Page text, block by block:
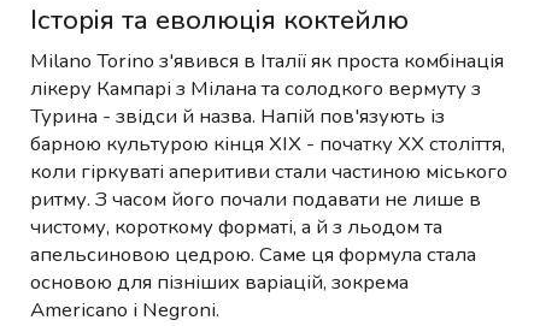
Історія та еволюція коктейлю
Milano Torino з'явився в Італії як проста комбінація
лікеру Кампарі з Мілана та солодкого вермуту з
Турина - звідси й назва. Напій пов'язують із
барною культурою кінця XIX - початку XX століття,
коли гіркуваті аперитиви стали частиною міського
ритму. З часом його почали подавати не лише в
чистому, короткому форматі, а й з льодом та
апельсиновою цедрою. Саме ця формула стала
основою для пізніших варіацій, зокрема
Americano і Negroni.